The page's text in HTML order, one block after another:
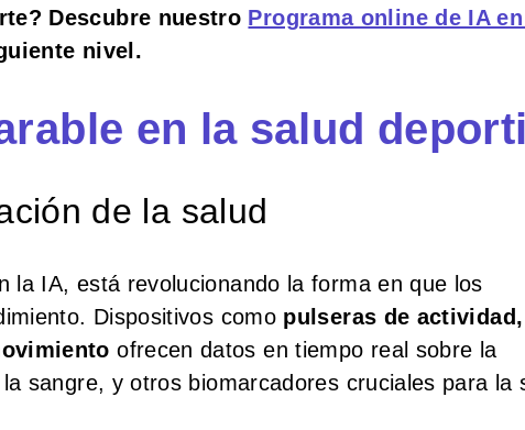
Descubre nuestro Programa online de IA en
nivel.
en la salud
de la salud
la IA, está revolucionando la forma en que los
Dispositivos como pulseras de actividad,
ofrecen datos en tiempo real sobre la
sangre, y otros biomarcadores cruciales para la